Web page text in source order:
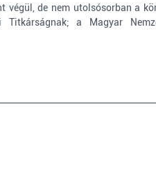
de nem utolsósorban a
a Magyar